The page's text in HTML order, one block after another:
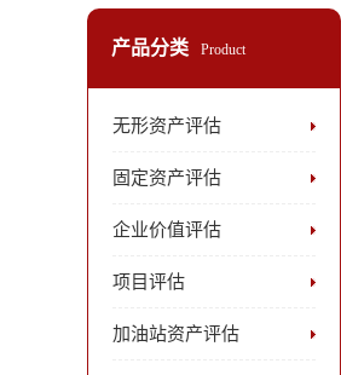
产品分类 Product
无形资产评估
固定资产评估
企业价值评估
项目评估
加油站资产评估